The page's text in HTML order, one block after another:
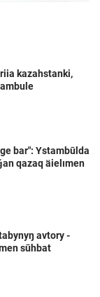
kazahstanki,
bar": Ystambūlda
qazaq äielımen
avtory -
sūhbat